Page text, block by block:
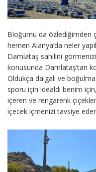
Bloğumu da özlediğimden
hemen Alanya’da neler
Damlataş sahilini
konusunda Damlataş’tan
Oldukça dalgalı ve
sporu için idealdi benim
içeren ve rengarenk
içecek içmenizi tavsiye